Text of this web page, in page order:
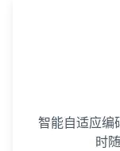
智能自适应编
时